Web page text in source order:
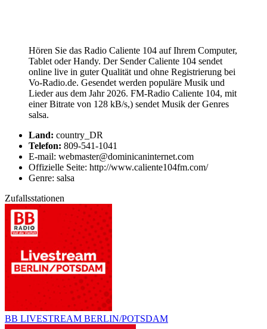
Hören Sie das Radio Caliente 104 auf Ihrem Computer,
Tablet oder Handy. Der Sender Caliente 104 sendet
online live in guter Qualität und ohne Registrierung bei
Vo-Radio.de. Gesendet werden populäre Musik und
Lieder aus dem Jahr 2026. FM-Radio Caliente 104, mit
einer Bitrate von 128 kB/s,) sendet Musik der Genres
salsa.
Land: country_DR
Telefon: 809-541-1041
E-mail: webmaster@dominicaninternet.com
Offizielle Seite: http://www.caliente104fm.com/
Genre: salsa
Zufallsstationen
BB LIVESTREAM BERLIN/POTSDAM